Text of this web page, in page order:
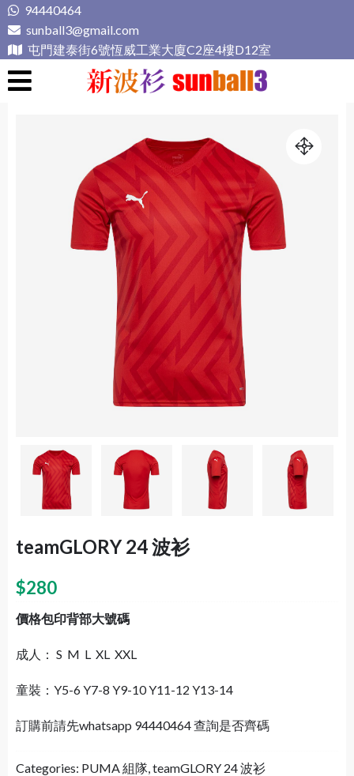
Skip
to
content
94440464
sunball3@gmail.com
屯門建泰街6號恆威工業大廈C2座4樓D12室
teamGLORY 24 波衫
$280
價格包印背部大號碼
成人： S M L XL XXL
童裝：Y5-6 Y7-8 Y9-10 Y11-12 Y13-14
訂購前請先whatsapp 94440464 查詢是否齊碼
Categories: PUMA 組隊,teamGLORY 24 波衫